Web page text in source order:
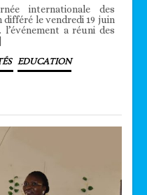
internationale des
différé le vendredi 19 juin
l’événement a réuni des
EDUCATION